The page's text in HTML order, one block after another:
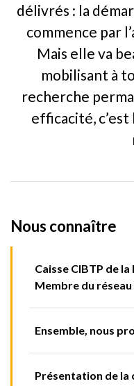
délivrés : la
commence par
Mais elle va
mobilisant à
recherche
efficacité, c’est
Nous connaître
Caisse CIBTP de
Membre du réseau
Ensemble, nous
Présentation de la